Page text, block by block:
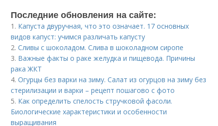
Последние обновления на сайте:
1. Капуста двуручная, что это означает. 17 основных
видов капуст: учимся различать капусту
2.Сливы с шоколадом. Слива в шоколадном сиропе
3. Важные факты о раке желудка и пищевода. Причины
рака ЖКТ
4.Огурцы без варки на зиму. Салат из огурцов на зиму без
стерилизации и варки – рецепт пошагово с фото
5. Как определить спелость стручковой фасоли.
Биологические характеристики и особенности
выращивания